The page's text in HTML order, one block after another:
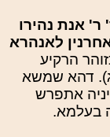
ר' אנת נהירו
לאנהרא
הרקיע
ג). דהא שמשא
אתפרש
בעלמא.